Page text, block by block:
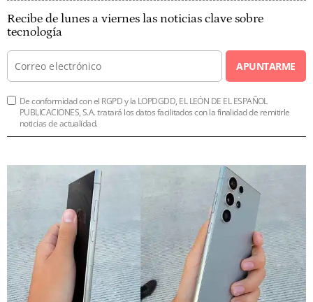
Recibe de lunes a viernes las noticias clave sobre
tecnología
APUNTARME
De conformidad con el RGPD y la LOPDGDD, EL LEÓN DE EL ESPAÑOL
PUBLICACIONES, S.A. tratará los datos facilitados con la finalidad de remitirle
noticias de actualidad.